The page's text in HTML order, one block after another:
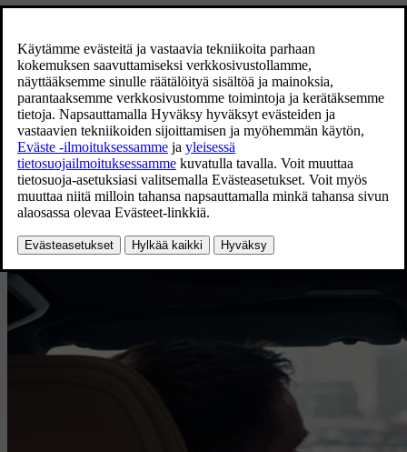
törmäystilanteissa Volvo Tiepalvelu on
ensimmäinen puhelusi.
Soita Volvo Tiepalveluun +358 800 13600